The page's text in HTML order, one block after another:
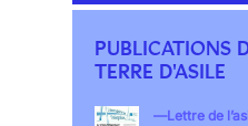
PUBLICATIONS
TERRE D'ASILE
Lettre de